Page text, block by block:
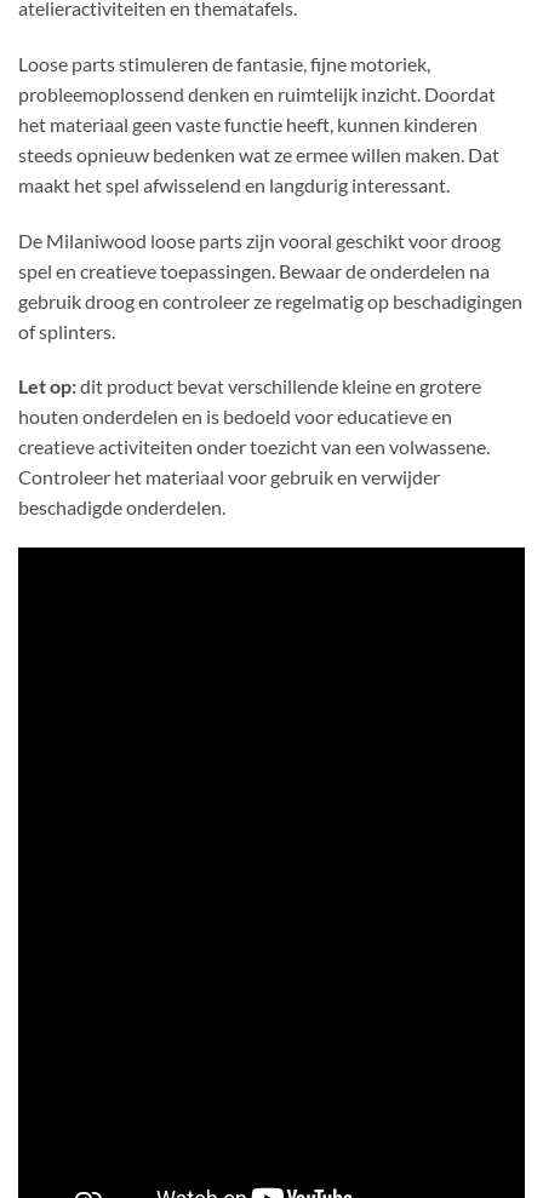
atelieractiviteiten en thematafels.
Loose parts stimuleren de fantasie, fijne motoriek,
probleemoplossend denken en ruimtelijk inzicht. Doordat
het materiaal geen vaste functie heeft, kunnen kinderen
steeds opnieuw bedenken wat ze ermee willen maken. Dat
maakt het spel afwisselend en langdurig interessant.
De Milaniwood loose parts zijn vooral geschikt voor droog
spel en creatieve toepassingen. Bewaar de onderdelen na
gebruik droog en controleer ze regelmatig op beschadigingen
of splinters.
Let op:dit product bevat verschillende kleine en grotere
houten onderdelen en is bedoeld voor educatieve en
creatieve activiteiten onder toezicht van een volwassene.
Controleer het materiaal voor gebruik en verwijder
beschadigde onderdelen.